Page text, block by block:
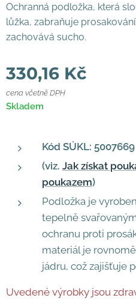
Ochranná podložka, která
lůžka, zabraňuje
zachovává sucho.
330,16 Kč
cena včetně DPH
Skladem
Kód SÚKL: 5007669
(viz. Jak získat
poukazem)
Podložka je
tepelně
ochranu proti
materiál je
jádru, což zajišťuje
Uvedené výrobky jsou